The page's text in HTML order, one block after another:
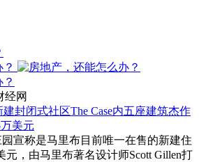
经网
封闭式社区The Case内五座建筑杰作
美元
园宣称是马里布目前唯一在售的新建住
元，由马里布著名设计师Scott Gillen打